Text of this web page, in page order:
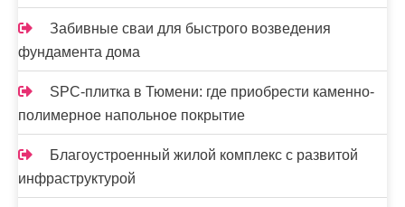
Забивные сваи для быстрого возведения
фундамента дома
SPC-плитка в Тюмени: где приобрести каменно-
полимерное напольное покрытие
Благоустроенный жилой комплекс с развитой
инфраструктурой